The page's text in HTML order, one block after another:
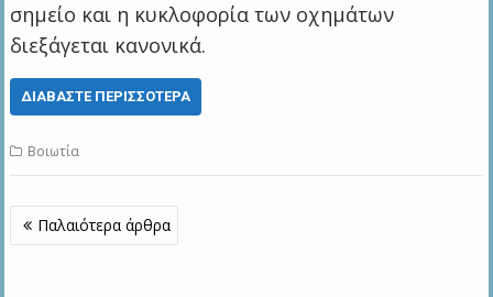
σημείο και η κυκλοφορία των οχημάτων
διεξάγεται κανονικά.
ΔΙΑΒΆΣΤΕ ΠΕΡΙΣΣΌΤΕΡΑ
Βοιωτία
Πλοήγηση
άρθρων
Παλαιότερα άρθρα